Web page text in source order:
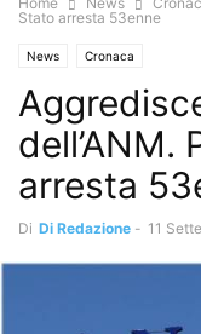
Stato arresta 53enne
News Cronaca
dell’ANM.
arresta
Di Di Redazione - 11